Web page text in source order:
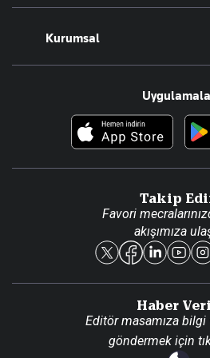
Magazin
Teknoloji
Resmî Ilanlar
Foto Haber
Kurumsal
Hakkımızda
Künye
Reklam Ver
Takip
Favori
akışımıza
Haber
Editör masamıza bilgi
göndermek için